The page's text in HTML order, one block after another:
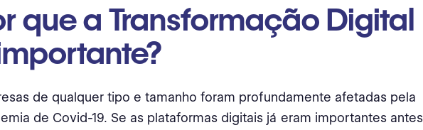
que a Transformação Digital
de qualquer tipo e tamanho foram profundamente afetadas pela
de Covid-19. Se as plataformas digitais já eram importantes antes